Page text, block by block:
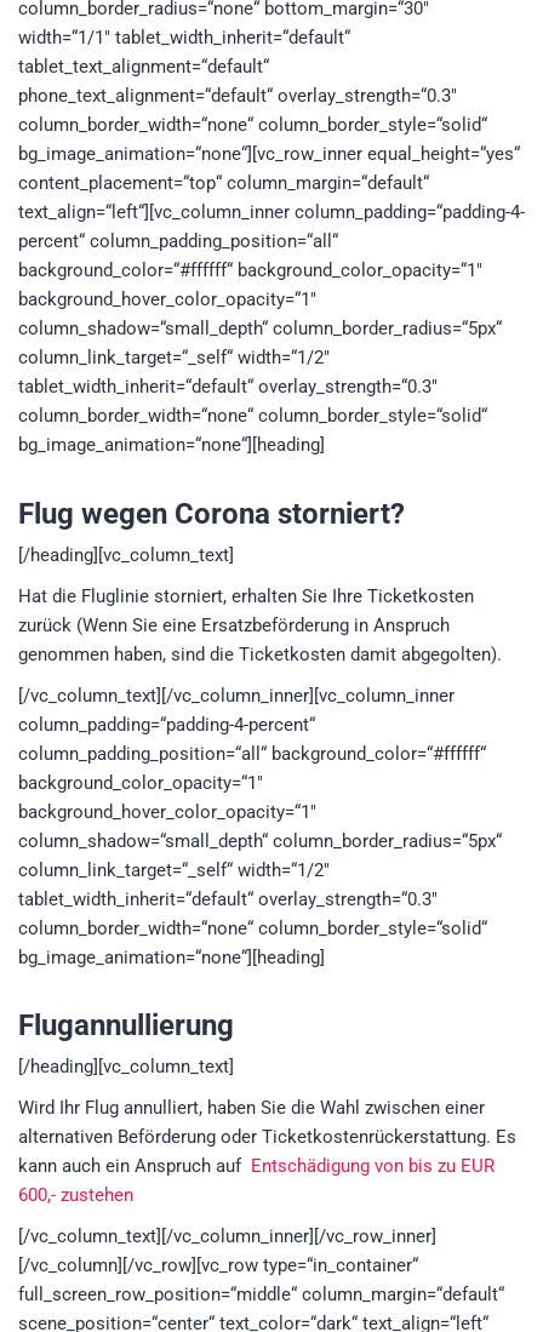
column_border_radius=“none“ bottom_margin=“30″
width=“1/1″ tablet_width_inherit=“default“
tablet_text_alignment=“default“
phone_text_alignment=“default“ overlay_strength=“0.3″
column_border_width=“none“ column_border_style=“solid“
bg_image_animation=“none“][vc_row_inner equal_height=“yes“
content_placement=“top“ column_margin=“default“
text_align=“left“][vc_column_inner column_padding=“padding-4-
percent“ column_padding_position=“all“
background_color=“#ffffff“ background_color_opacity=“1″
background_hover_color_opacity=“1″
column_shadow=“small_depth“ column_border_radius=“5px“
column_link_target=“_self“ width=“1/2″
tablet_width_inherit=“default“ overlay_strength=“0.3″
column_border_width=“none“ column_border_style=“solid“
bg_image_animation=“none“][heading]
Flug wegen Corona storniert?
[/heading][vc_column_text]
Hat die Fluglinie storniert, erhalten Sie Ihre Ticketkosten
zurück (Wenn Sie eine Ersatzbeförderung in Anspruch
genommen haben, sind die Ticketkosten damit abgegolten).
[/vc_column_text][/vc_column_inner][vc_column_inner
column_padding=“padding-4-percent“
column_padding_position=“all“ background_color=“#ffffff“
background_color_opacity=“1″
background_hover_color_opacity=“1″
column_shadow=“small_depth“ column_border_radius=“5px“
column_link_target=“_self“ width=“1/2″
tablet_width_inherit=“default“ overlay_strength=“0.3″
column_border_width=“none“ column_border_style=“solid“
bg_image_animation=“none“][heading]
Flugannullierung
[/heading][vc_column_text]
Wird Ihr Flug annulliert, haben Sie die Wahl zwischen einer
alternativen Beförderung oder Ticketkostenrückerstattung. Es
kann auch ein Anspruch auf Entschädigung von bis zu EUR
600,- zustehen
[/vc_column_text][/vc_column_inner][/vc_row_inner]
[/vc_column][/vc_row][vc_row type=“in_container“
full_screen_row_position=“middle“ column_margin=“default“
scene_position=“center“ text_color=“dark“ text_align=“left“